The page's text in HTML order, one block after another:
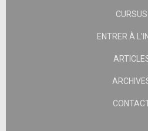
CURSUS
ENTRER À